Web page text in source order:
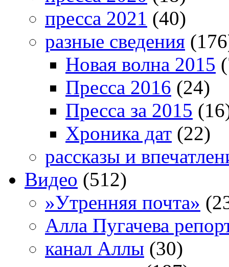
пресса 2021 (40)
разные сведения
Новая волна 2015
Пресса 2016 (24)
Пресса за 2015
Хроника дат (22)
рассказы и
Видео (512)
»Утренняя почта»
Алла Пугачева
канал Аллы (30)